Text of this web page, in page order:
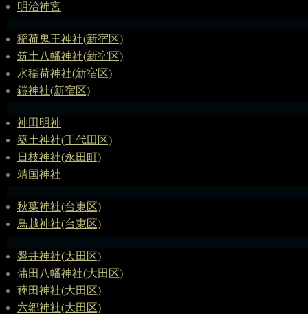
明治神宮
稲荷鬼王神社(新宿区)
筑土八幡神社(新宿区)
水稲荷神社(新宿区)
鎧神社(新宿区)
神田明神
築土神社(千代田区)
日枝神社(永田町)
靖国神社
秋葉神社(台東区)
鳥越神社(台東区)
磐井神社(大田区)
蒲田八幡神社(大田区)
薭田神社(大田区)
六郷神社(大田区)